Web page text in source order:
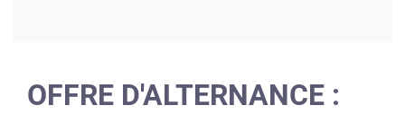
OFFRE D'ALTERNANCE :